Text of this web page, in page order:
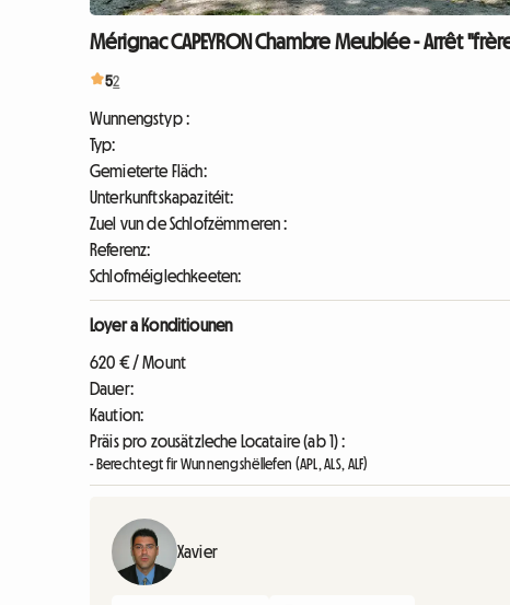
Mérignac CAPEYRON Chambre Meublée - Arrêt
52
Wunnengstyp :
Typ:
Gemieterte Fläch:
Unterkunftskapazitéit:
Zuel vun de Schlofzëmmeren :
Referenz:
Schlofméiglechkeeten:
Loyer a Konditiounen
620 € / Mount
Dauer:
Kaution:
Präis pro zousätzleche Locataire (ab 1) :
- Berechtegt fir Wunnengshëllefen (APL, ALS, ALF)
Xavier